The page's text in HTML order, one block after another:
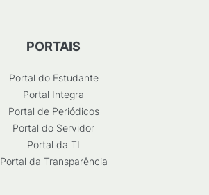
PORTAIS
Portal do Estudante
Portal Integra
Portal de Periódicos
Portal do Servidor
Portal da TI
Portal da Transparência